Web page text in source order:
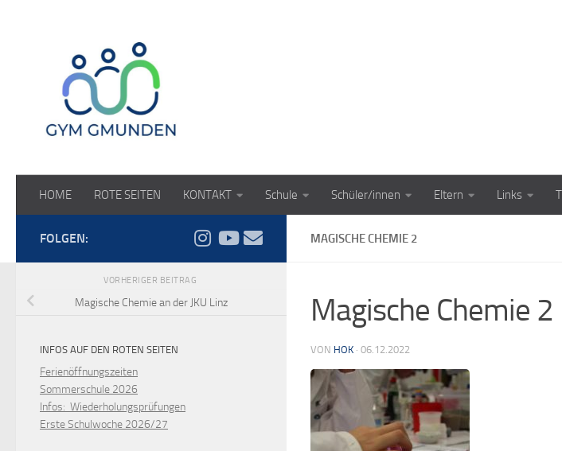
HOME ROTE SEITEN KONTAKT Schule Schüler/innen Eltern Links
MAGISCHE CHEMIE 2
Magische Chemie 2
VON HOK · 06.12.2022
FOLGEN:
VORHERIGER BEITRAG
Magische Chemie an der JKU Linz
INFOS AUF DEN ROTEN SEITEN
Ferienöffnungszeiten
Sommerschule 2026
Infos: Wiederholungsprüfungen
Erste Schulwoche 2026/27